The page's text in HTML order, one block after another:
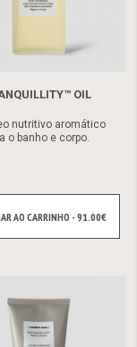
OIL
nutritivo aromático
o banho e corpo.
AO CARRINHO - 91.00€